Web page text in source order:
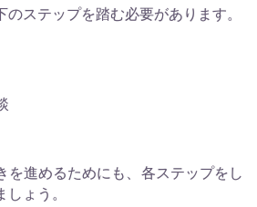
ステップを踏む必要があります。
を進めるためにも、各ステップをし
ょう。